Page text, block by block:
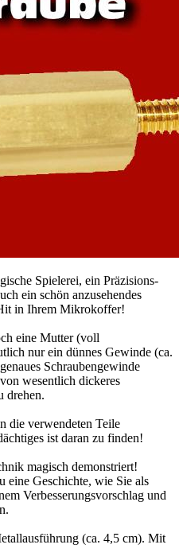
Spielerei, ein Präzisions-
ein schön anzusehendes
in Ihrem Mikrokoffer!
eine Mutter (voll
nur ein dünnes Gewinde (ca.
Schraubengewinde
wesentlich dickeres
drehen.
die verwendeten Teile
ist daran zu finden!
magisch demonstriert!
eine Geschichte, wie Sie als
Verbesserungsvorschlag und
(ca. 4,5 cm). Mit